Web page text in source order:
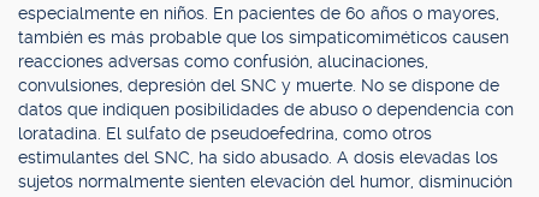
especialmente en niños. En pacientes de 60 años o mayores,
también es más probable que los simpaticomiméticos causen
reacciones adversas como confusión, alucinaciones,
convulsiones, depresión del SNC y muerte. No se dispone de
datos que indiquen posibilidades de abuso o dependencia con
loratadina. El sulfato de pseudoefedrina, como otros
estimulantes del SNC, ha sido abusado. A dosis elevadas los
sujetos normalmente sienten elevación del humor, disminución